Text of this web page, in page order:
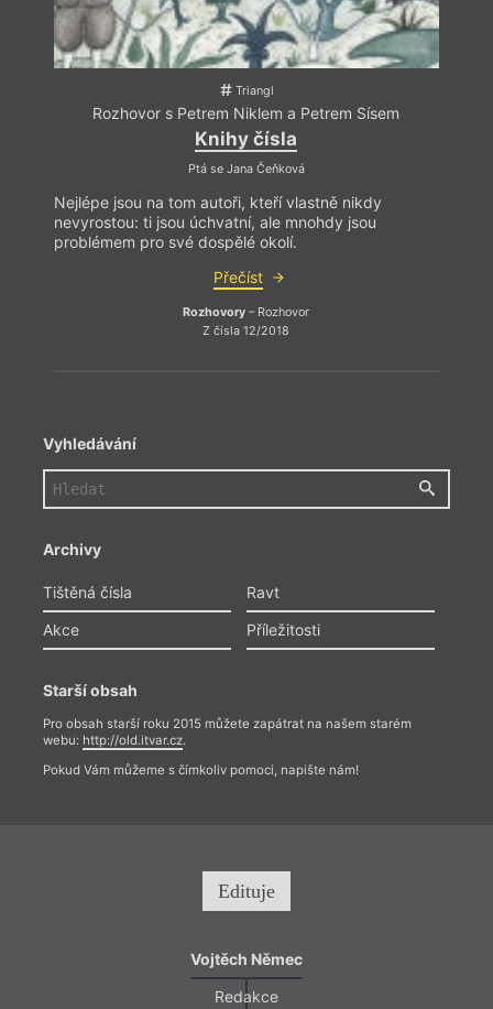
Triangl
Rozhovor s Petrem Niklem a Petrem Sísem
Knihy čísla
Ptá se Jana Čeňková
Nejlépe jsou na tom autoři, kteří vlastně nikdy
nevyrostou: ti jsou úchvatní, ale mnohdy jsou
problémem pro své dospělé okolí.
Přečíst
Rozhovory – Rozhovor
Z čísla 12/2018
Vyhledávání
Archivy
Tištěná čísla
Ravt
Akce
Příležitosti
Starší obsah
Pro obsah starší roku 2015 můžete zapátrat na našem starém
webu: http://old.itvar.cz.
Pokud Vám můžeme s čímkoliv pomoci, napište nám!
Edituje
Vojtěch Němec
Redakce